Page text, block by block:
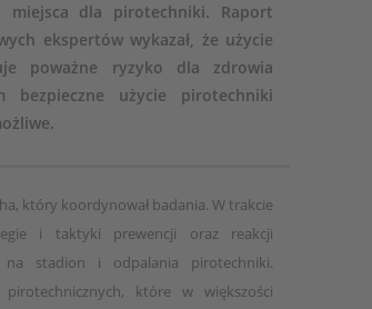
miejsca dla pirotechniki. Raport
ekspertów wykazał, że użycie
poważne ryzyko dla zdrowia
bezpieczne użycie pirotechniki
który koordynował badania. W trakcie
i taktyki prewencji oraz reakcji
stadion i odpalania pirotechniki.
które w większości